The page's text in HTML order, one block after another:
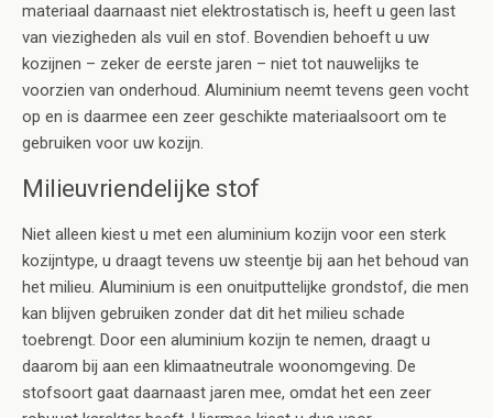
materiaal daarnaast niet elektrostatisch is, heeft u geen last
van viezigheden als vuil en stof. Bovendien behoeft u uw
kozijnen – zeker de eerste jaren – niet tot nauwelijks te
voorzien van onderhoud. Aluminium neemt tevens geen vocht
op en is daarmee een zeer geschikte materiaalsoort om te
gebruiken voor uw kozijn.
Milieuvriendelijke stof
Niet alleen kiest u met een aluminium kozijn voor een sterk
kozijntype, u draagt tevens uw steentje bij aan het behoud van
het milieu. Aluminium is een onuitputtelijke grondstof, die men
kan blijven gebruiken zonder dat dit het milieu schade
toebrengt. Door een aluminium kozijn te nemen, draagt u
daarom bij aan een klimaatneutrale woonomgeving. De
stofsoort gaat daarnaast jaren mee, omdat het een zeer